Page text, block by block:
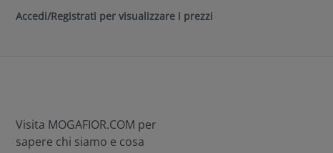
Accedi/Registrati per visualizzare i prezzi
Visita MOGAFIOR.COM per
sapere chi siamo e cosa